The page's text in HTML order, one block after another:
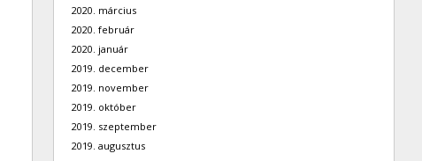
2020. március
2020. február
2020. január
2019. december
2019. november
2019. október
2019. szeptember
2019. augusztus